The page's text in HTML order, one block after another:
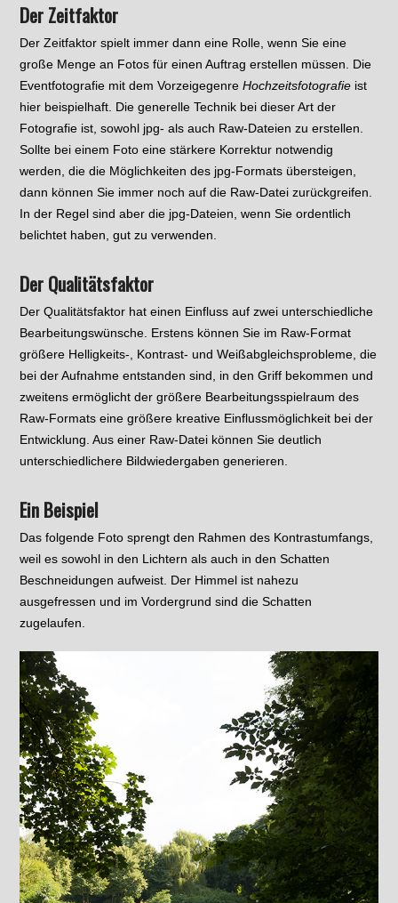
Der Zeitfaktor
Der Zeitfaktor spielt immer dann eine Rolle, wenn Sie eine
große Menge an Fotos für einen Auftrag erstellen müssen. Die
Eventfotografie mit dem VorzeigegenreHochzeitsfotografie ist
hier beispielhaft. Die generelle Technik bei dieser Art der
Fotografie ist, sowohl jpg- als auch Raw-Dateien zu erstellen.
Sollte bei einem Foto eine stärkere Korrektur notwendig
werden, die die Möglichkeiten des jpg-Formats übersteigen,
dann können Sie immer noch auf die Raw-Datei zurückgreifen.
In der Regel sind aber die jpg-Dateien, wenn Sie ordentlich
belichtet haben, gut zu verwenden.
Der Qualitätsfaktor
Der Qualitätsfaktor hat einen Einfluss auf zwei unterschiedliche
Bearbeitungswünsche. Erstens können Sie im Raw-Format
größere Helligkeits-, Kontrast- und Weißabgleichsprobleme, die
bei der Aufnahme entstanden sind, in den Griff bekommen und
zweitens ermöglicht der größere Bearbeitungsspielraum des
Raw-Formats eine größere kreative Einflussmöglichkeit bei der
Entwicklung. Aus einer Raw-Datei können Sie deutlich
unterschiedlichere Bildwiedergaben generieren.
Ein Beispiel
Das folgende Foto sprengt den Rahmen des Kontrastumfangs,
weil es sowohl in den Lichtern als auch in den Schatten
Beschneidungen aufweist. Der Himmel ist nahezu
ausgefressen und im Vordergrund sind die Schatten
zugelaufen.